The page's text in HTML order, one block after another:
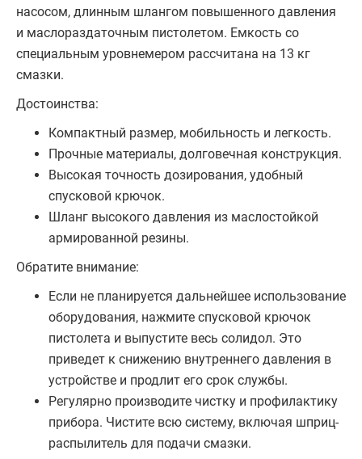
насосом, длинным шлангом повышенного давления
и маслораздаточным пистолетом. Емкость со
специальным уровнемером рассчитана на 13 кг
смазки.
Достоинства:
Компактный размер, мобильность и легкость.
Прочные материалы, долговечная конструкция.
Высокая точность дозирования, удобный
спусковой крючок.
Шланг высокого давления из маслостойкой
армированной резины.
Обратите внимание:
Если не планируется дальнейшее использование
оборудования, нажмите спусковой крючок
пистолета и выпустите весь солидол. Это
приведет к снижению внутреннего давления в
устройстве и продлит его срок службы.
Регулярно производите чистку и профилактику
прибора. Чистите всю систему, включая шприц-
распылитель для подачи смазки.